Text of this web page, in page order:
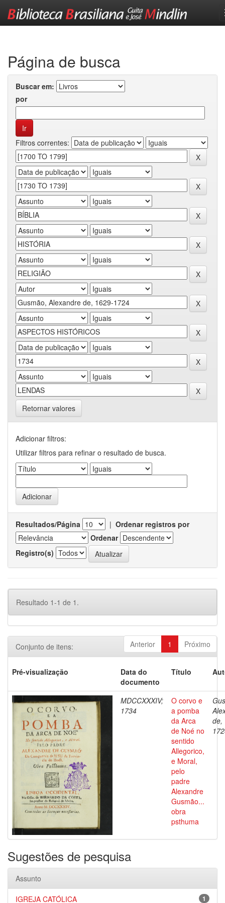
Página de busca
Buscar em:
por
Filtros correntes:
Retornar valores
Adicionar filtros:
Utilizar filtros para refinar o resultado de busca.
Resultados/Página | Ordenar registros por
Ordenar
Registro(s)
Resultado 1-1 de 1.
Anterior 1 Próximo
Conjunto de itens:
Pré-visualização
Data do
documento
Título
MDCCXXXIV;
1734
O corvo e
a pomba
da Arca
de Noé no
sentido
Allegorico,
e Moral,
pelo
padre
Alexandre
Gusmão...
obra
psthuma
de,
Sugestões de pesquisa
Assunto
1
IGREJA CATÓLICA